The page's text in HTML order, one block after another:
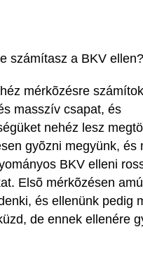
számítasz a BKV ellen?
mérkõzésre
masszív csapat, és
nehéz lesz
gyõzni megyünk, és
BKV elleni
Elsõ mérkõzésen
és ellenünk pedig
de ennek ellenére